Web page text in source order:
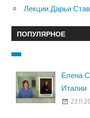
Лекции Дарьи
ПОПУЛЯРНОЕ
Елена
Италии